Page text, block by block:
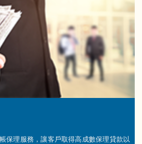
保理服務，讓客戶取得高成數保理貸款以